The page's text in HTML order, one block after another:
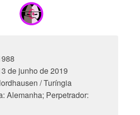
de junho de 2019
/ Turíngia
Alemanha; Perpetrador: